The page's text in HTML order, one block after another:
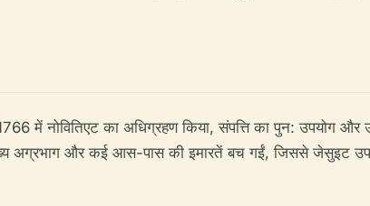
में नोवितिएट का अधिग्रहण किया, संपत्ति का पुन: उपयोग और
अग्रभाग और कई आस-पास की इमारतें बच गईं, जिससे जेसुइट